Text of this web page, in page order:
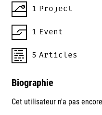
1 Project
1 Event
5 Articles
Biographie
Cet utilisateur n'a pas